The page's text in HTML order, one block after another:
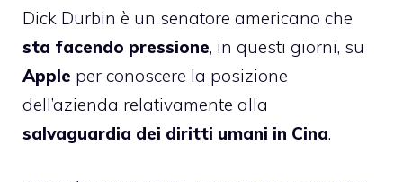
Dick Durbin è un senatore americano che
sta facendo pressione, in questi giorni, su
Apple per conoscere la posizione
dell’azienda relativamente alla
salvaguardia dei diritti umani in Cina.